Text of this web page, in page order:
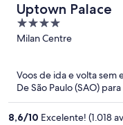
Uptown Palace
4
out
Milan Centre
Voos de ida e volta sem
De São Paulo (SAO)
8,6/10 Excelente! (1.018